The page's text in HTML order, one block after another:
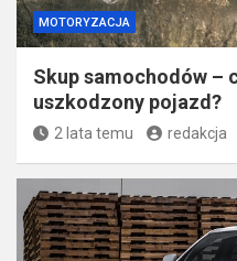
MOTORYZACJA
Skup samochodów –
uszkodzony pojazd?
2 lata temu redakcja